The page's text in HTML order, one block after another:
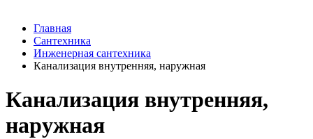
Главная
Сантехника
Инженерная сантехника
Канализация внутренняя, наружная
Канализация внутренняя,
наружная